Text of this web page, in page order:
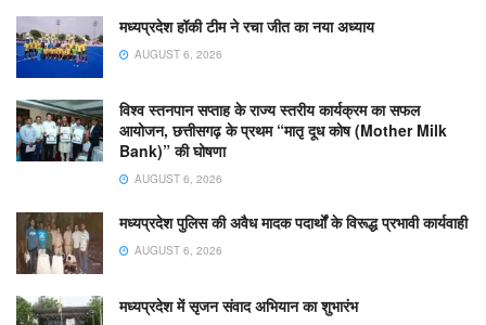
मध्यप्रदेश हॉकी टीम ने रचा जीत का नया अध्याय
AUGUST 6, 2026
विश्व स्तनपान सप्ताह के राज्य स्तरीय कार्यक्रम का सफल
आयोजन, छत्तीसगढ़ के प्रथम “मातृ दूध कोष (Mother Milk
Bank)” की घोषणा
AUGUST 6, 2026
मध्यप्रदेश पुलिस की अवैध मादक पदार्थों के विरूद्ध प्रभावी कार्यवाही
AUGUST 6, 2026
मध्यप्रदेश में सृजन संवाद अभियान का शुभारंभ